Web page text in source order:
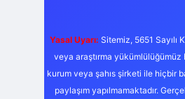
Yasal Uyarı: Sitemiz, 5651
veya araştırma yükümlülüğümüz
kurum veya şahıs şirketi ile hiçbir
paylaşım yapılmamaktadır.